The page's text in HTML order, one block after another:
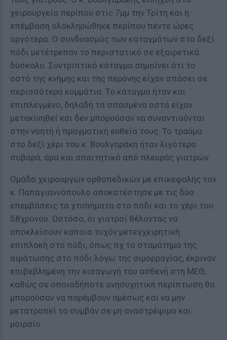
χειρουργείο περίπου στις 7μμ την Τρίτη και η
επέμβαση ολοκληρώθηκε περίπου πέντε ώρες
αργότερα. Ο συνδυασμός των καταγμάτων στο δεξί
πόδι μετέτρεπαν το περιστατικό σε εξαιρετικά
δύσκολο. Συντριπτικό κάταγμα σημαίνει ότι το
οστό της κνήμης και της περόνης είχαν σπάσει σε
περισσότερα κομμάτια. Το κάταγμα ήταν και
επιπλεγμένο, δηλαδή τα σπασμένα οστά είχαν
μετακινηθεί και δεν μπορούσαν να συναντιούνται
στην νοητή ή πραγματική ευθεία τους. Το τραύμα
στο δεξί χέρι του κ. Βουλγαράκη ήταν λιγότερο
σοβαρό, άρα και απαιτητικό από πλευράς γιατρών.
Ομάδα χειρουργών ορθοπεδικών με επικεφαλής τον
κ. Παπαγιαννόπουλο αποκατέστησε με τις δύο
επεμβάσεις τα χτυπήματα στο πόδι και το χέρι του
58χρονου. Ωστόσο, οι γιατροί θέλοντας να
αποκλείσουν καποια τυχόν μετεγχειρητική
επιπλοκή στο πόδι, όπως πχ το σταμάτημα της
αιμάτωσης στο πόδι λόγω της αιμορραγίας, έκριναν
επιβεβλημένη την εισαγωγή του ασθενή στη ΜΕΘ,
καθώς σε οποιαδήποτε ανησυχητική περίπτωση θα
μπορούσαν να παρέμβουν αμέσως και να μην
μετατραπεί το συμβάν σε μη αναστρέψιμο και
μοιραίο.